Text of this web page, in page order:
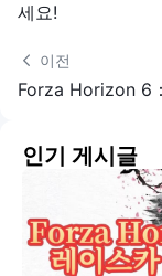
세요!
이전
인기 게시글